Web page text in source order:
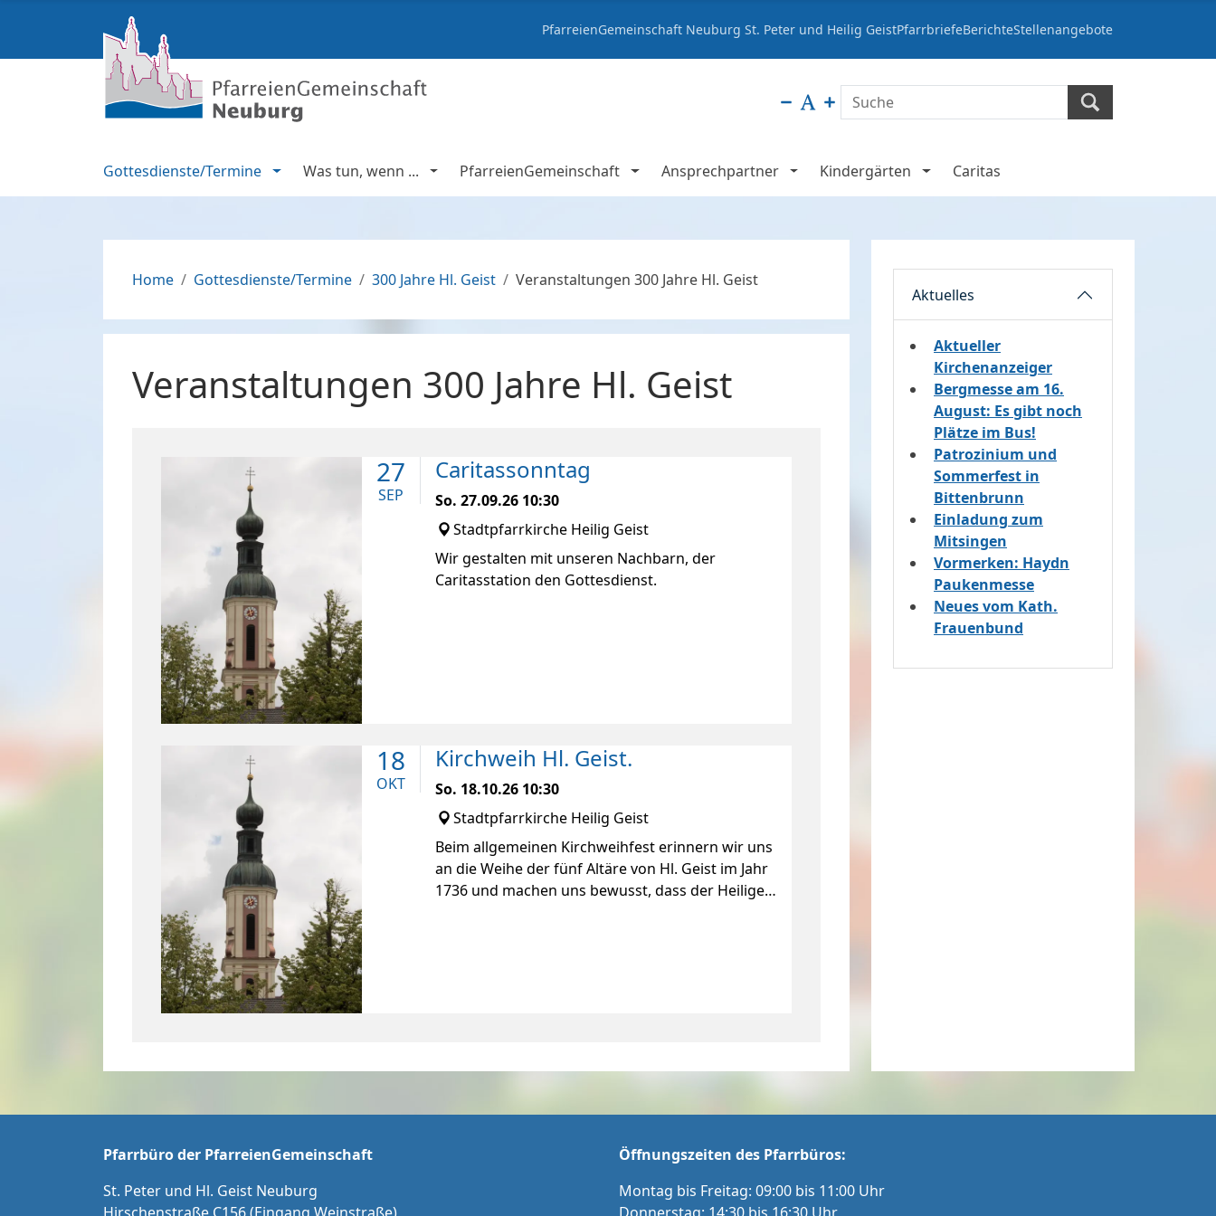
PfarreienGemeinschaft Neuburg St. Peter und Heilig GeistPfarrbriefeBerichteStellenangebote
Gottesdienste/Termine Was tun, wenn ... PfarreienGemeinschaft Ansprechpartner Kindergärten Caritas
Home Gottesdienste/Termine 300 Jahre Hl. Geist Veranstaltungen 300 Jahre Hl. Geist
Veranstaltungen 300 Jahre Hl. Geist
27
SEP
Caritassonntag
So. 27.09.26 10:30
Stadtpfarrkirche Heilig Geist
Wir gestalten mit unseren Nachbarn, der
Caritasstation den Gottesdienst.
18
OKT
Kirchweih Hl. Geist.
So. 18.10.26 10:30
Stadtpfarrkirche Heilig Geist
Beim allgemeinen Kirchweihfest erinnern wir uns
an die Weihe der fünf Altäre von Hl. Geist im Jahr
1736 und machen uns bewusst, dass der Heilige
Aktuelles
Aktueller
Kirchenanzeiger
Bergmesse am 16.
August: Es gibt noch
Plätze im Bus!
Patrozinium und
Sommerfest in
Bittenbrunn
Einladung zum
Mitsingen
Vormerken: Haydn
Paukenmesse
Neues vom Kath.
Frauenbund
Pfarrbüro der PfarreienGemeinschaft
St. Peter und Hl. Geist Neuburg
Öffnungszeiten des Pfarrbüros:
Montag bis Freitag: 09:00 bis 11:00 Uhr